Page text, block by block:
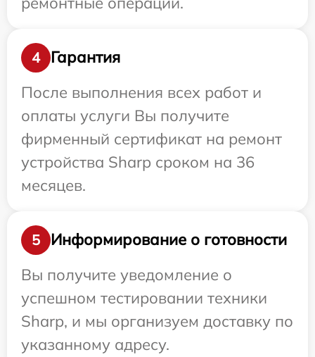
4
Гарантия
После выполнения всех работ и
оплаты услуги Вы получите
фирменный сертификат на ремонт
устройства Sharp сроком на 36
месяцев.
5
Информирование о готовности
Вы получите уведомление о
успешном тестировании техники
Sharp, и мы организуем доставку по
указанному адресу.